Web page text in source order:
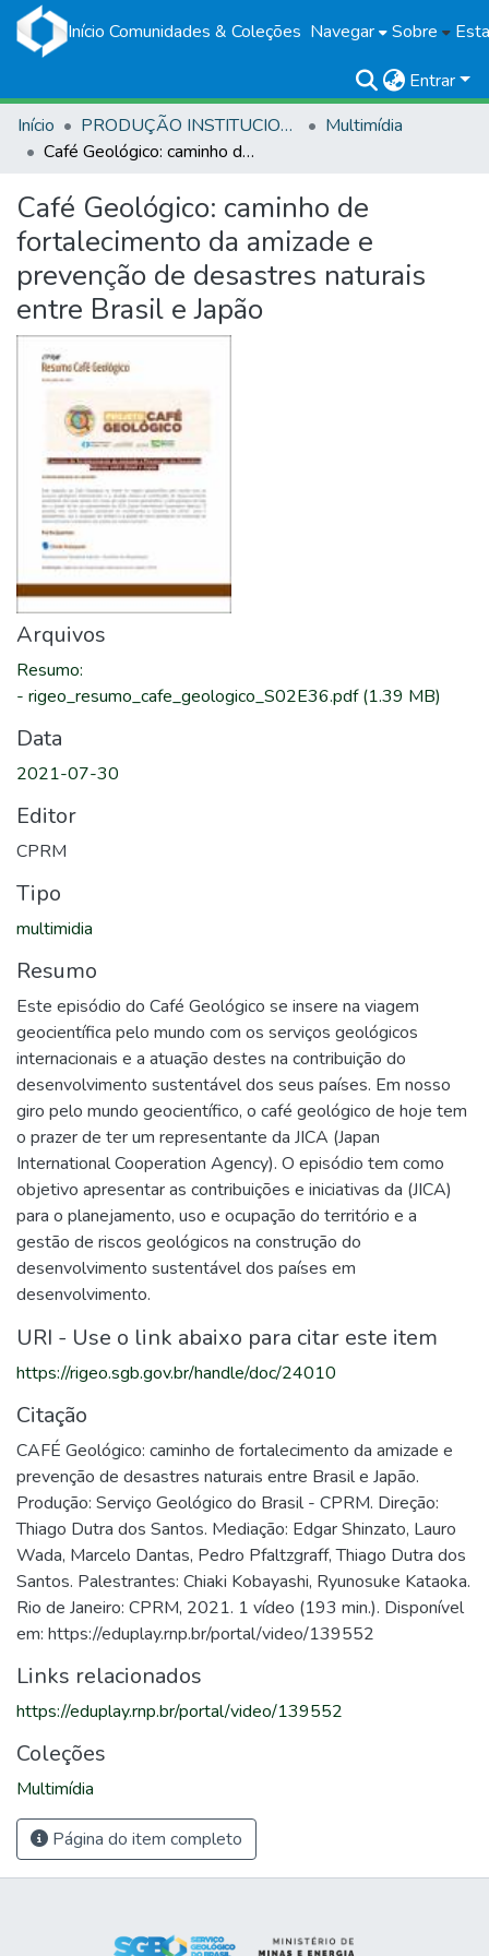
Início Comunidades & Coleções Navegar Sobre
Entrar
Início
PRODUÇÃO INSTITUCIONAL
Multimídia
Café Geológico: caminho de fortalecimento da amizade e prevenção de desastres naturais entre Brasil e Japão
Café Geológico: caminho de
fortalecimento da amizade e
prevenção de desastres naturais
entre Brasil e Japão
Arquivos
Resumo:
- rigeo_resumo_cafe_geologico_S02E36.pdf(1.39 MB)
Data
2021-07-30
Editor
CPRM
Tipo
multimidia
Resumo
Este episódio do Café Geológico se insere na viagem
geocientífica pelo mundo com os serviços geológicos
internacionais e a atuação destes na contribuição do
desenvolvimento sustentável dos seus países. Em nosso
giro pelo mundo geocientífico, o café geológico de hoje tem
o prazer de ter um representante da JICA (Japan
International Cooperation Agency). O episódio tem como
objetivo apresentar as contribuições e iniciativas da (JICA)
para o planejamento, uso e ocupação do território e a
gestão de riscos geológicos na construção do
desenvolvimento sustentável dos países em
desenvolvimento.
URI - Use o link abaixo para citar este item
https://rigeo.sgb.gov.br/handle/doc/24010
Citação
CAFÉ Geológico: caminho de fortalecimento da amizade e
prevenção de desastres naturais entre Brasil e Japão.
Produção: Serviço Geológico do Brasil - CPRM. Direção:
Thiago Dutra dos Santos. Mediação: Edgar Shinzato, Lauro
Wada, Marcelo Dantas, Pedro Pfaltzgraff, Thiago Dutra dos
Santos. Palestrantes: Chiaki Kobayashi, Ryunosuke Kataoka.
Rio de Janeiro: CPRM, 2021. 1 vídeo (193 min.). Disponível
em: https://eduplay.rnp.br/portal/video/139552
Links relacionados
https://eduplay.rnp.br/portal/video/139552
Coleções
Multimídia
Página do item completo